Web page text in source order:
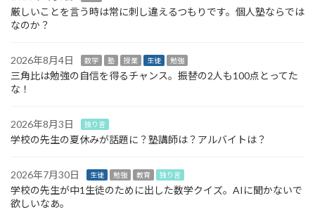
厳しいことを言う時は常に刺し違えるつもりです。個人塾ならでは
なのか？
2026年8月4日 数学 塾 授業 生徒 勉強
三角比は勉強の自信を得るチャンス。振替の2人も100点とってた
な！
2026年8月3日 独り言
学校の先生の夏休みが話題に？塾講師は？アルバイトは？
2026年7月30日 生徒 勉強 教育 独り言
学校の先生が中1生徒のために出した数学クイズ。AIに聞かないで
欲しいなあ。